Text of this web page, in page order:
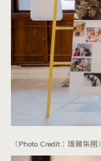
（Photo Credit：雄獅集團）